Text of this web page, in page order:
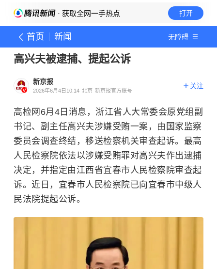
· 获取全网一手热点 打开
首页 新闻 无障碍
高兴夫被逮捕、提起公诉
新京报
2026年6月4日10:14 北京 新京报官方账号
关注
高检网6月4日消息，浙江省人大常委会原党组副
书记、副主任高兴夫涉嫌受贿一案，由国家监察
委员会调查终结，移送检察机关审查起诉。最高
人民检察院依法以涉嫌受贿罪对高兴夫作出逮捕
决定，并指定由江西省宜春市人民检察院审查起
诉。近日，宜春市人民检察院已向宜春市中级人
民法院提起公诉。